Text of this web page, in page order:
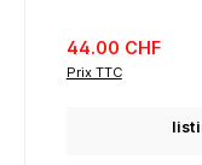
44.00 CHF
Prix TTC